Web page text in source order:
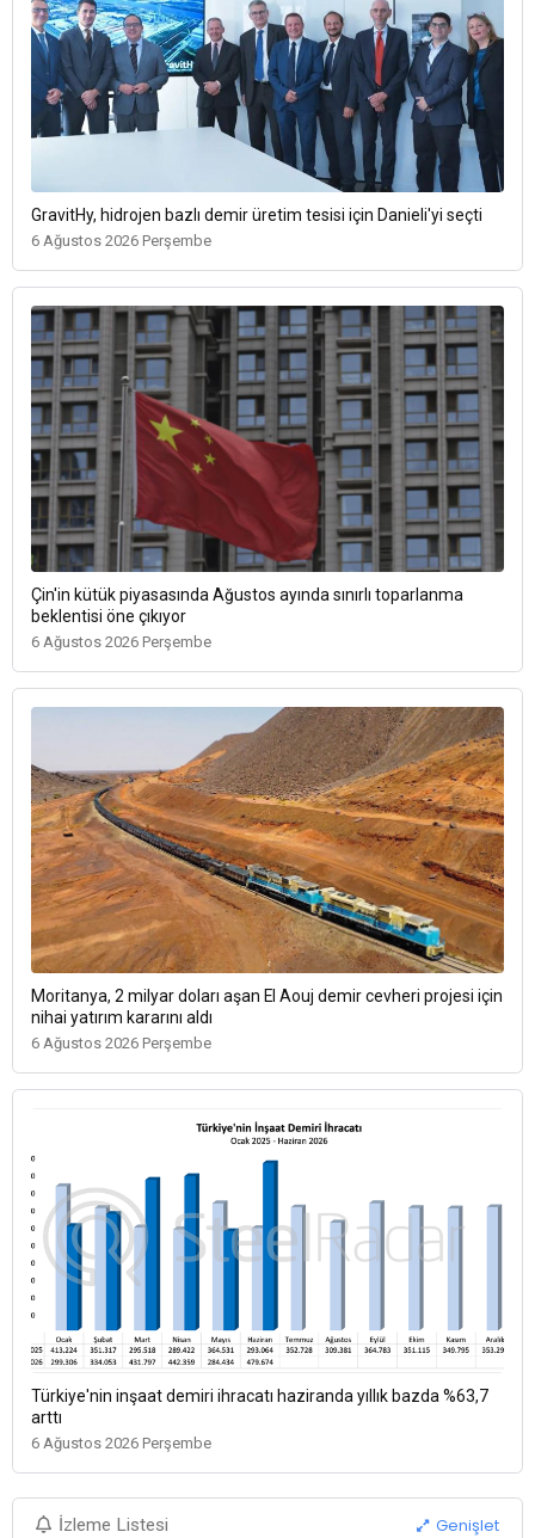
GravitHy, hidrojen bazlı demir üretim tesisi için Danieli'yi seçti
6 Ağustos 2026 Perşembe
Çin'in kütük piyasasında Ağustos ayında sınırlı toparlanma
beklentisi öne çıkıyor
6 Ağustos 2026 Perşembe
Moritanya, 2 milyar doları aşan El Aouj demir cevheri projesi için
nihai yatırım kararını aldı
6 Ağustos 2026 Perşembe
Türkiye'nin inşaat demiri ihracatı haziranda yıllık bazda %63,7
arttı
6 Ağustos 2026 Perşembe
İzleme Listesi Genişlet